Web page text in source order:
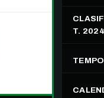
T.